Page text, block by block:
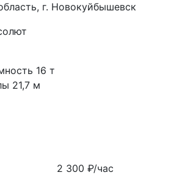
г. Новокуйбышевск
16 т
21,7 м
2 300₽/час